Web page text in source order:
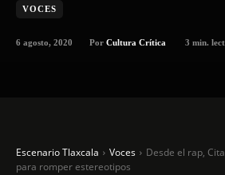
VOCES
6 agosto, 2020 Por Cultura Crítica 3 min.
Escenario Tlaxcala Voces
Desde el rap,
para romper estereotipos